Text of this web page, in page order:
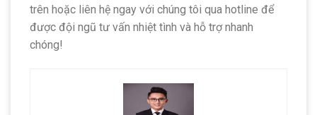
trên hoặc liên hệ ngay với chúng tôi qua hotline để
được đội ngũ tư vấn nhiệt tình và hỗ trợ nhanh
chóng!